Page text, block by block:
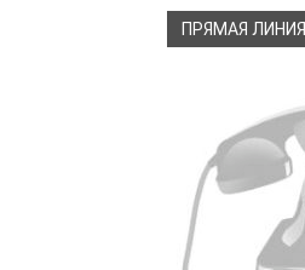
ПРЯМАЯ ЛИНИЯ